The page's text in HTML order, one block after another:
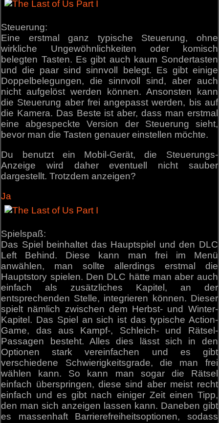
Steuerung:
Eine erstmal ganz typische Steuerung, ohne
wirkliche Ungewöhnlichkeiten oder komisch
belegten Tasten. Es gibt auch kaum Sondertasten
und die paar sind sinnvoll belegt. Es gibt einige
Doppelbelegungen, die sinnvoll sind, aber auch
nicht aufgelöst werden können. Ansonsten kann
die Steuerung aber frei angepasst werden, bis auf
die Kamera. Das Beste ist aber, dass man erstmal
eine abgespeckte Version der Steuerung sieht,
bevor man die Tasten genauer einstellen möchte.
Du benutzt ein Mobil-Gerät, die Steuerungs-
Anzeige wird daher eventuell nicht sauber
dargestellt. Trotzdem anzeigen?
Ja
Spielspaß:
Das Spiel beinhaltet das Hauptspiel und den DLC
Left Behind. Diese kann man frei im Menü
anwählen, man sollte allerdings erstmal die
Hauptstory spielen. Den DLC hätte man aber auch
einfach als zusätzliches Kapitel, an der
entsprechenden Stelle, integrieren können. Dieser
spielt nämlich zwischen dem Herbst- und Winter-
Kapitel. Das Spiel an sich ist das typische Action-
Game, das aus Kampf-, Schleich- und Rätsel-
Passagen besteht. Alles dies lässt sich in den
Optionen stark vereinfachen und es gibt
verschiedene Schwierigkeitsgrade, die man frei
wählen kann. So kann man sogar die Rätsel
einfach überspringen, diese sind aber meist recht
einfach und es gibt nach einiger Zeit einen Tipp,
den man sich anzeigen lassen kann. Daneben gibt
es massenhaft Barrierefreiheitsoptionen, sodass